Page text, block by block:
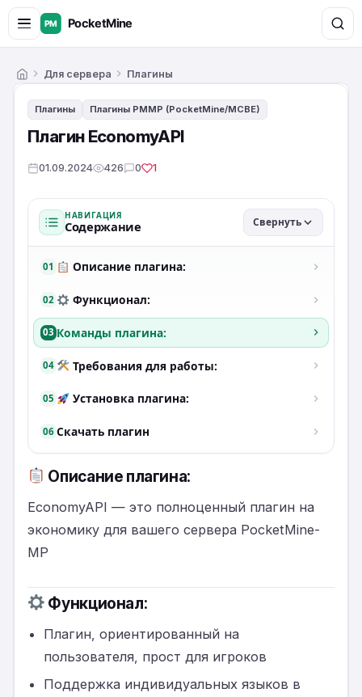
ГлавнаяДля сервера Плагины
Плагины Плагины PMMP (PocketMine/MCBE)
Плагин EconomyAPI
01.09.2024 426 0 1
НАВИГАЦИЯ
Содержание Свернуть
01 Описание плагина:
02 Функционал:
03 Команды плагина:
04 Требования для работы:
05 Установка плагина:
06 Скачать плагин
Описание плагина:
EconomyAPI — это полноценный плагин на
экономику для вашего сервера PocketMine-
MP
Функционал:
Плагин, ориентированный на
пользователя, прост для игроков
Поддержка индивидуальных языков в